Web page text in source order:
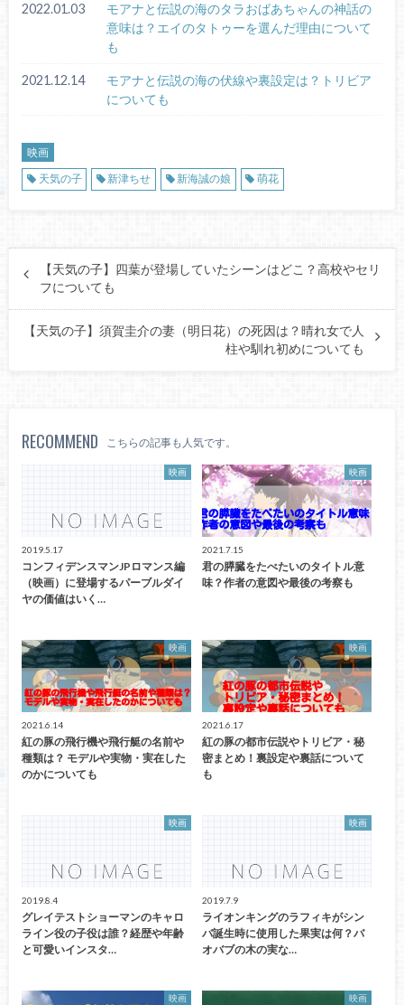
2022.01.03
モアナと伝説の海のタラおばあちゃんの神話の
意味は？エイのタトゥーを選んだ理由について
も
2021.12.14
モアナと伝説の海の伏線や裏設定は？トリビア
についても
映画
天気の子
新津ちせ 新海誠の娘 萌花
【天気の子】四葉が登場していたシーンはどこ？高校やセリ
フについても
【天気の子】須賀圭介の妻（明日花）の死因は？晴れ女で人
柱や馴れ初めについても
RECOMMEND こちらの記事も人気です。
映画
2019.5.17
コンフィデンスマンJPロマンス編
（映画）に登場するパーブルダイ
ヤの価値はいく…
映画
2021.7.15
君の膵臓をたべたいのタイトル意
味？作者の意図や最後の考察も
映画
2021.6.14
紅の豚の飛行機や飛行艇の名前や
種類は？ モデルや実物・実在した
のかについても
映画
2021.6.17
紅の豚の都市伝説やトリビア・秘
密まとめ！裏設定や裏話について
も
映画
2019.8.4
グレイテストショーマンのキャロ
ライン役の子役は誰？経歴や年齢
と可愛いインスタ…
映画
2019.7.9
ライオンキングのラフィキがシン
バ誕生時に使用した果実は何？バ
オバブの木の実な…
映画 映画